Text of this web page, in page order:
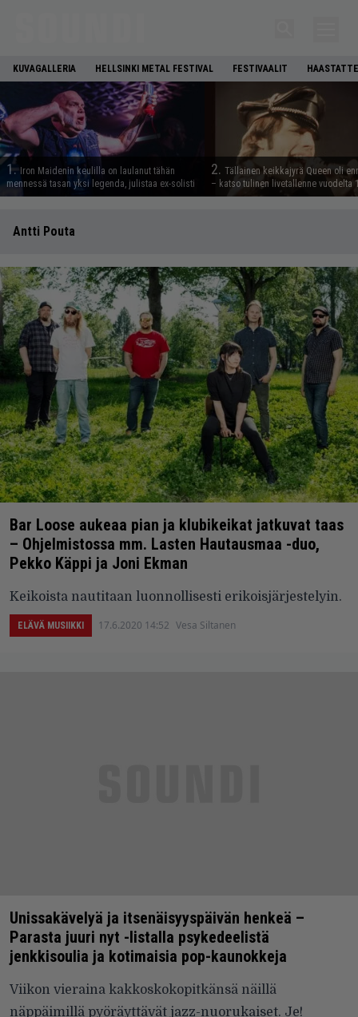
KUVAGALLERIA HELLSINKI METAL FESTIVAL FESTIVAALIT
1. Iron Maidenin keulilla on laulanut tähän
mennessä tasan yksi legenda, julistaa ex-solisti
2. Tällainen keikkajyrä Queen oli
– katso tulinen livetallenne vuodelta
Antti Pouta
Bar Loose aukeaa pian ja klubikeikat jatkuvat taas
– Ohjelmistossa mm. Lasten Hautausmaa -duo,
Pekko Käppi ja Joni Ekman
Keikoista nautitaan luonnollisesti erikoisjärjestelyin.
ELÄVÄ MUSIIKKI 17.6.2020 14:52 Vesa Siltanen
Unissakävelyä ja itsenäisyyspäivän henkeä –
Parasta juuri nyt -listalla psykedeelistä
jenkkisoulia ja kotimaisia pop-kaunokkeja
Viikon vieraina kakkoskokopitkänsä näillä
näppäimillä pyöräyttävät jazz-nuorukaiset. Je!